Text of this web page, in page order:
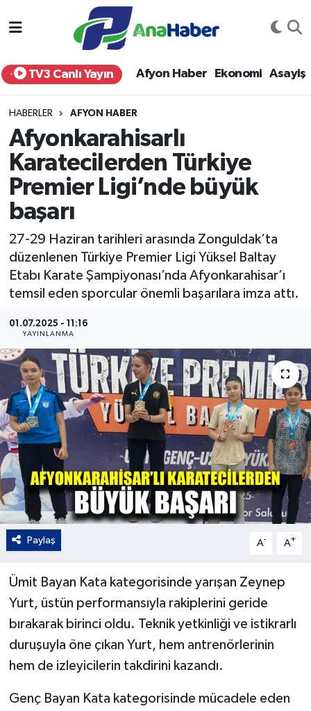
TV3 Canlı Yayın Afyon Haber Ekonomi Asayiş
HABERLER AFYON HABER
Afyonkarahisarlı
Karatecilerden Türkiye
Premier Ligi’nde büyük
başarı
27-29 Haziran tarihleri arasında Zonguldak’ta
düzenlenen Türkiye Premier Ligi Yüksel Baltay
Etabı Karate Şampiyonası’nda Afyonkarahisar’ı
temsil eden sporcular önemli başarılara imza attı.
01.07.2025 - 11:16
YAYINLANMA
Paylaş A- A+
Ümit Bayan Kata kategorisinde yarışan Zeynep
Yurt, üstün performansıyla rakiplerini geride
bırakarak birinci oldu. Teknik yetkinliği ve istikrarlı
duruşuyla öne çıkan Yurt, hem antrenörlerinin
hem de izleyicilerin takdirini kazandı.
Genç Bayan Kata kategorisinde mücadele eden
Yurt Haber
Afyon Haber
Siyaset
Spor
Sağlık
Teknoloji
Kültür - Sanat
Yaşam
Afyonkarahisar Nöbetçi Eczaneler
Afyonkarahisar Hava Durumu
Afyonkarahisar Trafik Yoğunluk Haritası
Süper Lig Puan Durumu ve Fikstür
Son Dakika Haberleri
Haber Arşivi